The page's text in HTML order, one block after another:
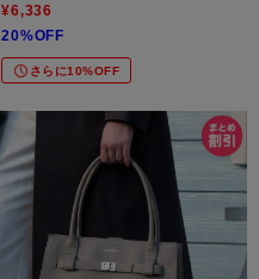
¥6,336
20%OFF
さらに10%OFF